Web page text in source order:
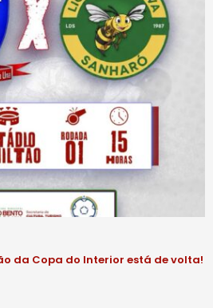
da Copa do Interior está de volta!